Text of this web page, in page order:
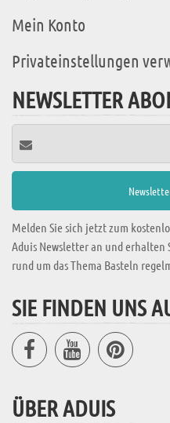
Mein Konto
Privateinstellungen
NEWSLETTER
Melden Sie sich jetzt zum
Aduis Newsletter an und
rund um das Thema Basteln
SIE FINDEN UNS
ÜBER ADUIS